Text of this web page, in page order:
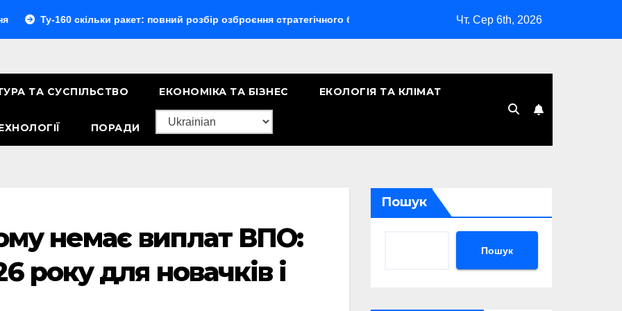
160 скільки ракет: повний розбір озброєння стратегічного бомбардувальника Скільки років Києву: символічна
Чт. Сер 6th, 2026
ТА СУСПІЛЬСТВО ЕКОНОМІКА ТА БІЗНЕС ЕКОЛОГІЯ ТА КЛІМАТ
ПОРАДИ
немає виплат ВПО:
року для новачків і
Пошук
Пошук